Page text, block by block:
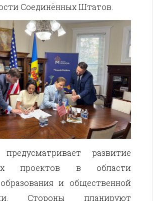
Соединённых Штатов.
развитие
проектов в области
и общественной
Стороны планируют